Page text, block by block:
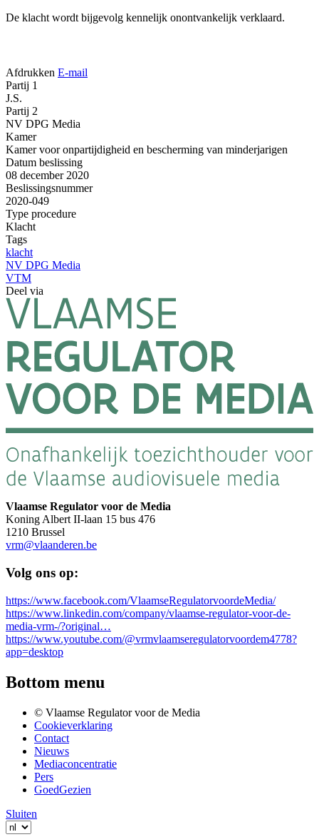
De klacht wordt bijgevolg kennelijk onontvankelijk verklaard.
Afdrukken E-mail
Partij 1
J.S.
Partij 2
NV DPG Media
Kamer
Kamer voor onpartijdigheid en bescherming van minderjarigen
Datum beslissing
08 december 2020
Beslissingsnummer
2020-049
Type procedure
Klacht
Tags
klacht
NV DPG Media
VTM
Deel via
Vlaamse Regulator voor de Media
Koning Albert II-laan 15 bus 476
1210 Brussel
vrm@vlaanderen.be
Volg ons op:
https://www.facebook.com/VlaamseRegulatorvoordeMedia/
https://www.linkedin.com/company/vlaamse-regulator-voor-de-
media-vrm-/?original…
https://www.youtube.com/@vrmvlaamseregulatorvoordem4778?
app=desktop
Bottom menu
© Vlaamse Regulator voor de Media
Cookieverklaring
Contact
Nieuws
Mediaconcentratie
Pers
GoedGezien
Sluiten